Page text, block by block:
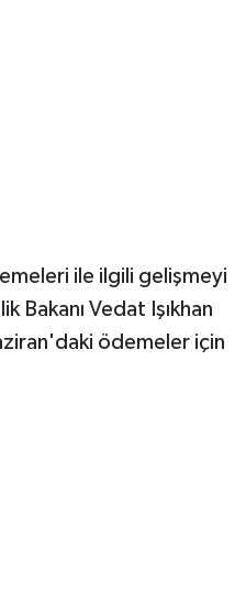
ile ilgili gelişmeyi
Bakanı Vedat Işıkhan
ödemeler için